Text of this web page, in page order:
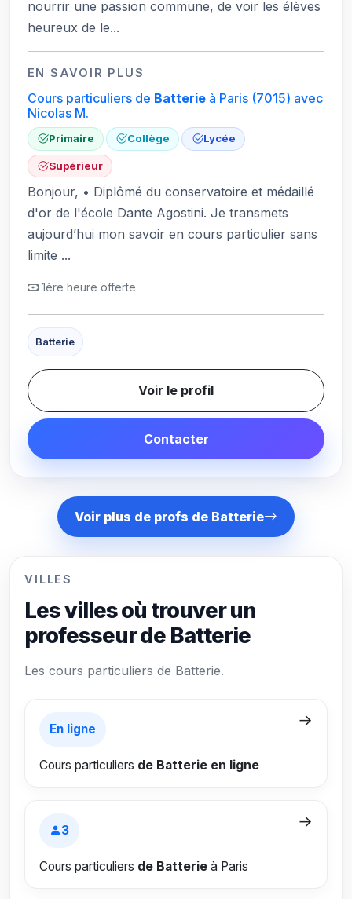
nourrir une passion commune, de voir les élèves
heureux de le...
EN SAVOIR PLUS
Cours particuliers de Batterieà Paris (7015) avec
Nicolas M.
Primaire Collège Lycée
Supérieur
Bonjour, • Diplômé du conservatoire et médaillé
d'or de l'école Dante Agostini. Je transmets
aujourd’hui mon savoir en cours particulier sans
limite ...
1ère heure offerte
Batterie
Voir le profil
Contacter
Voir plus de profs de Batterie
VILLES
Les villes où trouver un
professeur de Batterie
Les cours particuliers de Batterie.
En ligne
Cours particuliers de Batterie en ligne
→
3
Cours particuliers de Batterieà Paris
→